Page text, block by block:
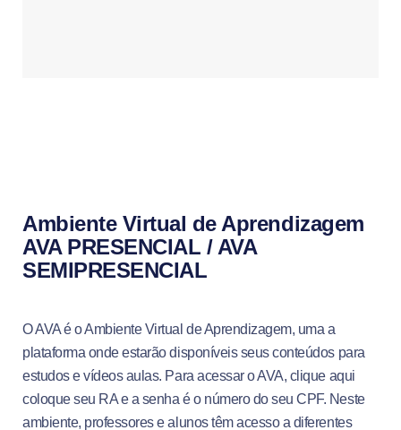
Ambiente Virtual de Aprendizagem
AVA PRESENCIAL / AVA
SEMIPRESENCIAL
O AVA é o Ambiente Virtual de Aprendizagem, uma a
plataforma onde estarão disponíveis seus conteúdos para
estudos e vídeos aulas. Para acessar o AVA, clique aqui
coloque seu RA e a senha é o número do seu CPF. Neste
ambiente, professores e alunos têm acesso a diferentes